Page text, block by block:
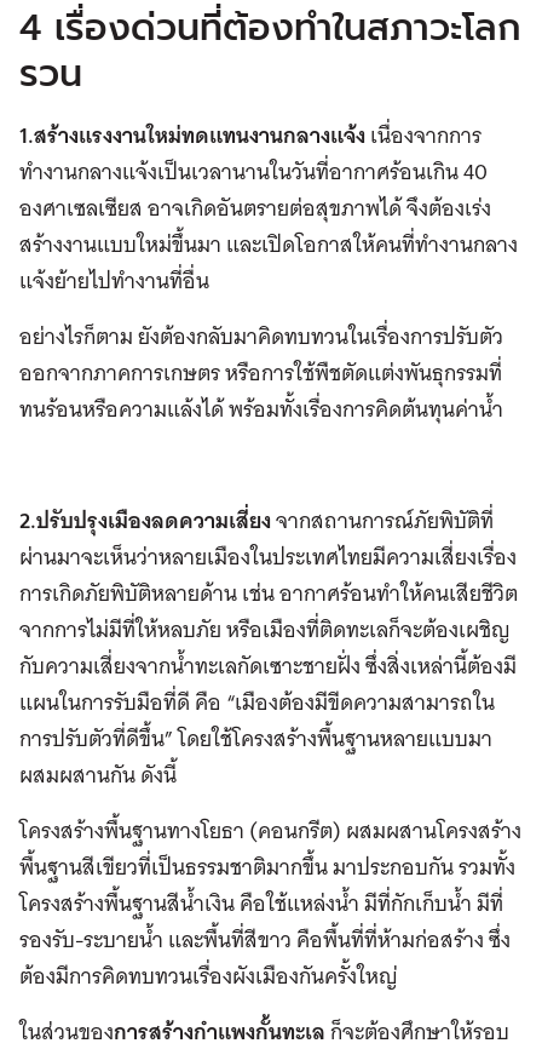
4 เรื่องด่วนที่ต้องทำในสภาวะโลก
รวน
1.สร้างแรงงานใหม่ทดแทนงานกลางแจ้งเนื่องจากการ
ทำงานกลางแจ้งเป็นเวลานานในวันที่อากาศร้อนเกิน 40
องศาเซลเซียส อาจเกิดอันตรายต่อสุขภาพได้ จึงต้องเร่ง
สร้างงานแบบใหม่ขึ้นมา และเปิดโอกาสให้คนที่ทำงานกลาง
แจ้งย้ายไปทำงานที่อื่น
อย่างไรก็ตาม ยังต้องกลับมาคิดทบทวนในเรื่องการปรับตัว
ออกจากภาคการเกษตร หรือการใช้พืชตัดแต่งพันธุกรรมที่
ทนร้อนหรือความแล้งได้ พร้อมทั้งเรื่องการคิดต้นทุนค่าน้ำ
2.ปรับปรุงเมืองลดความเสี่ยงจากสถานการณ์ภัยพิบัติที่
ผ่านมาจะเห็นว่าหลายเมืองในประเทศไทยมีความเสี่ยงเรื่อง
การเกิดภัยพิบัติหลายด้าน เช่น อากาศร้อนทำให้คนเสียชีวิต
จากการไม่มีที่ให้หลบภัย หรือเมืองที่ติดทะเลก็จะต้องเผชิญ
กับความเสี่ยงจากน้ำทะเลกัดเซาะชายฝั่ง ซึ่งสิ่งเหล่านี้ต้องมี
แผนในการรับมือที่ดี คือ “เมืองต้องมีขีดความสามารถใน
การปรับตัวที่ดีขึ้น” โดยใช้โครงสร้างพื้นฐานหลายแบบมา
ผสมผสานกัน ดังนี้
โครงสร้างพื้นฐานทางโยธา (คอนกรีต) ผสมผสานโครงสร้าง
พื้นฐานสีเขียวที่เป็นธรรมชาติมากขึ้น มาประกอบกัน รวมทั้ง
โครงสร้างพื้นฐานสีน้ำเงิน คือใช้แหล่งน้ำ มีที่กักเก็บน้ำ มีที่
รองรับ-ระบายน้ำ และพื้นที่สีขาว คือพื้นที่ที่ห้ามก่อสร้าง ซึ่ง
ต้องมีการคิดทบทวนเรื่องผังเมืองกันครั้งใหญ่
ในส่วนของการสร้างกำแพงกั้นทะเลก็จะต้องศึกษาให้รอบ